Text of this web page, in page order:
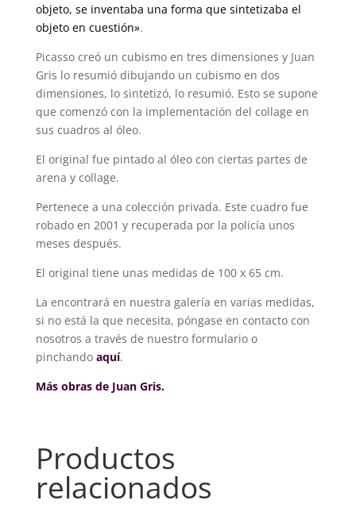
objeto, se inventaba una forma que sintetizaba el
objeto en cuestión».
Picasso creó un cubismo en tres dimensiones y Juan
Gris lo resumió dibujando un cubismo en dos
dimensiones, lo sintetizó, lo resumió. Esto se supone
que comenzó con la implementación del collage en
sus cuadros al óleo.
El original fue pintado al óleo con ciertas partes de
arena y collage.
Pertenece a una colección privada. Este cuadro fue
robado en 2001 y recuperada por la policía unos
meses después.
El original tiene unas medidas de 100 x 65 cm.
La encontrará en nuestra galería en varias medidas,
si no está la que necesita, póngase en contacto con
nosotros a través de nuestro formulario o
pinchando aquí.
Más obras de Juan Gris.
Productos
relacionados